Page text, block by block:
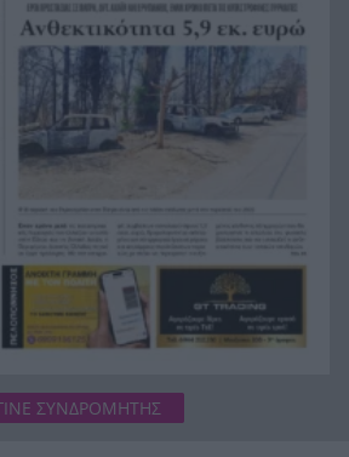
τα γεννητικά του όργανα σε
σε πλατεία στον Άβαντα
Επιτροπή της Γερουσίας τον
για περιφρόνηση του Κογκρέσου –
από 100 ερωτήσεις
της Πάρου η Κατερίνα
– Εκεί όπου είχε κάνει τάμα να
ΣΥΝΔΡΟΜΗΤΗΣ